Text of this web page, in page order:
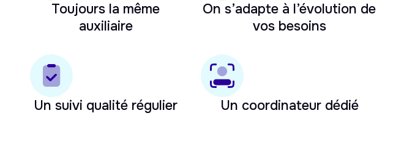
Toujours la même
auxiliaire
On s’adapte à l’évolution de
vos besoins
Un suivi qualité régulier Un coordinateur dédié